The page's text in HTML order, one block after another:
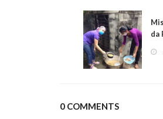
da
0 COMMENTS